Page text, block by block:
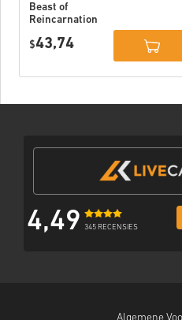
Beast of
Reincarnation
PC (STEAM)
$43,74
4,49 345 RECENSIES